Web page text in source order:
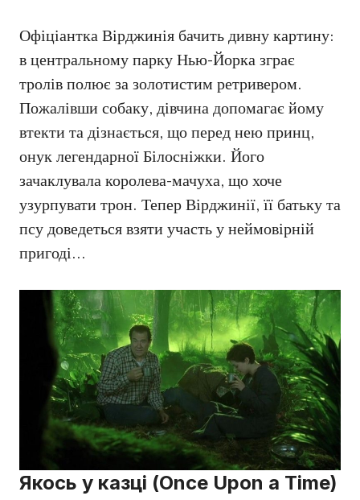
Офіціантка Вірджинія бачить дивну картину:
в центральному парку Нью-Йорка зграє
тролів полює за золотистим ретривером.
Пожалівши собаку, дівчина допомагає йому
втекти та дізнається, що перед нею принц,
онук легендарної Білосніжки. Його
зачаклувала королева-мачуха, що хоче
узурпувати трон. Тепер Вірджинії, її батьку та
псу доведеться взяти участь у неймовірній
пригоді…
Якось у казці (Once Upon a Time)